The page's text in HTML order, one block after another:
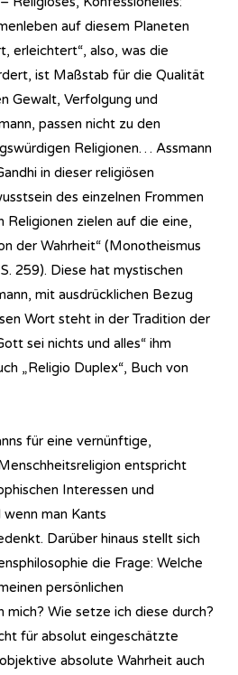
auf diesem Planeten
erleichtert“, also, was die
ist Maßstab für die Qualität
Gewalt, Verfolgung und
passen nicht zu den
Religionen… Assmann
in dieser religiösen
des einzelnen Frommen
Religionen zielen auf die eine,
der Wahrheit“ (Monotheismus
259). Diese hat mystischen
mit ausdrücklichen Bezug
Wort steht in der Tradition der
sei nichts und alles“ ihm
„Religio Duplex“, Buch von
für eine vernünftige,
entspricht
Interessen und
man Kants
Darüber hinaus stellt sich
die Frage: Welche
persönlichen
mich? Wie setze ich diese durch?
für absolut eingeschätzte
absolute Wahrheit auch